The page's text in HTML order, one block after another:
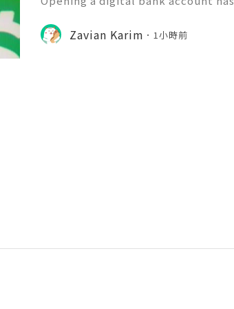
ar online banking platforms that
eir money through a simp
Zavian Karim 1小時前